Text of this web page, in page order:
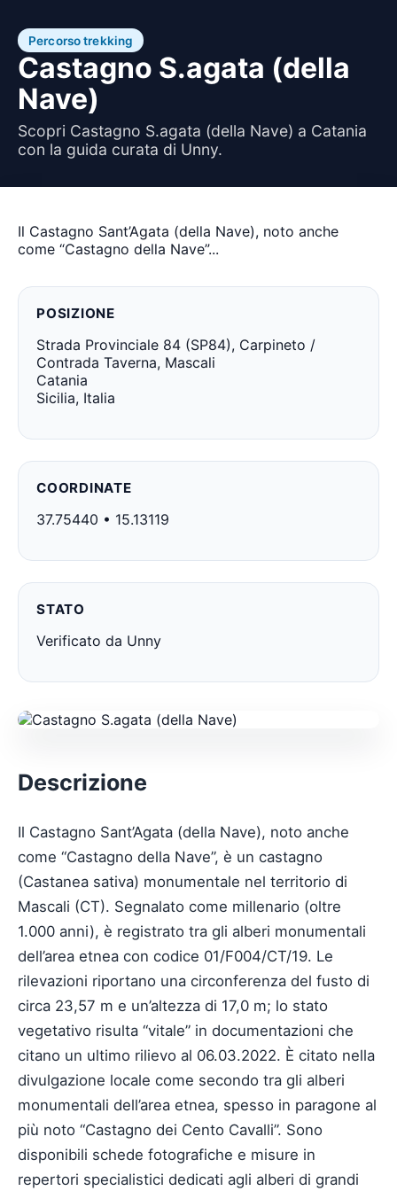
Percorso trekking
Castagno S.agata (della
Nave)
Scopri Castagno S.agata (della Nave) a Catania
con la guida curata di Unny.
Il Castagno Sant’Agata (della Nave), noto anche
come “Castagno della Nave”...
POSIZIONE
Strada Provinciale 84 (SP84), Carpineto /
Contrada Taverna, Mascali
Catania
Sicilia, Italia
COORDINATE
37.75440 • 15.13119
STATO
Verificato da Unny
Descrizione
Il Castagno Sant’Agata (della Nave), noto anche
come “Castagno della Nave”, è un castagno
(Castanea sativa) monumentale nel territorio di
Mascali (CT). Segnalato come millenario (oltre
1.000 anni), è registrato tra gli alberi monumentali
dell’area etnea con codice 01/F004/CT/19. Le
rilevazioni riportano una circonferenza del fusto di
circa 23,57 m e un’altezza di 17,0 m; lo stato
vegetativo risulta “vitale” in documentazioni che
citano un ultimo rilievo al 06.03.2022. È citato nella
divulgazione locale come secondo tra gli alberi
monumentali dell’area etnea, spesso in paragone al
più noto “Castagno dei Cento Cavalli”. Sono
disponibili schede fotografiche e misure in
repertori specialistici dedicati agli alberi di grandi